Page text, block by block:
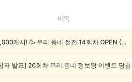
제목
전원 1,000캐시! 🥳 우리 동네 썰전 14회차 OPEN (~8/17)